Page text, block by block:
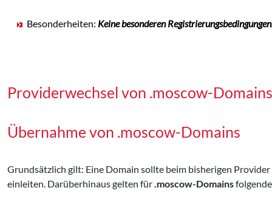
Besonderheiten: Keine besonderen
Providerwechsel von .moscow-Domains
Übernahme von .moscow-Domains
Grundsätzlich gilt: Eine Domain sollte beim bisherigen
einleiten. Darüberhinaus gelten für .moscow-Domains